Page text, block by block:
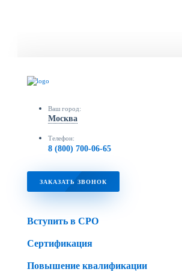
Ваш город:
Москва
Телефон:
8 (800) 700-06-65
ЗАКАЗАТЬ ЗВОНОК
Вступить в СРО
Сертификация
Повышение квалификации